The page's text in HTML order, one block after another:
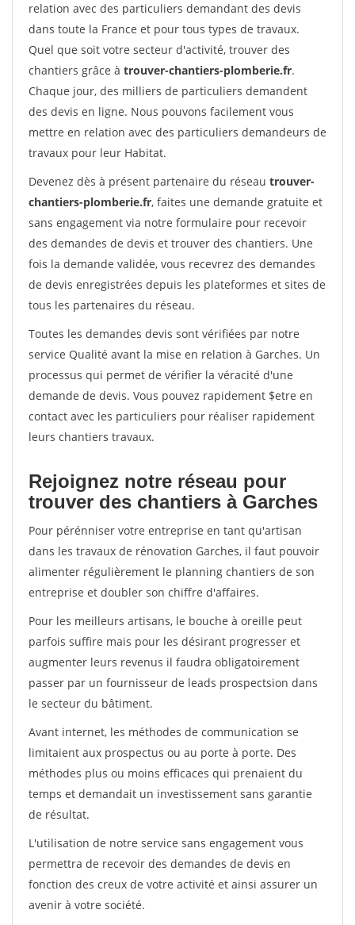
relation avec des particuliers demandant des devis
dans toute la France et pour tous types de travaux.
Quel que soit votre secteur d'activité, trouver des
chantiers grâce à trouver-chantiers-plomberie.fr.
Chaque jour, des milliers de particuliers demandent
des devis en ligne. Nous pouvons facilement vous
mettre en relation avec des particuliers demandeurs de
travaux pour leur Habitat.
Devenez dès à présent partenaire du réseau trouver-
chantiers-plomberie.fr, faites une demande gratuite et
sans engagement via notre formulaire pour recevoir
des demandes de devis et trouver des chantiers. Une
fois la demande validée, vous recevrez des demandes
de devis enregistrées depuis les plateformes et sites de
tous les partenaires du réseau.
Toutes les demandes devis sont vérifiées par notre
service Qualité avant la mise en relation à Garches. Un
processus qui permet de vérifier la véracité d'une
demande de devis. Vous pouvez rapidement $etre en
contact avec les particuliers pour réaliser rapidement
leurs chantiers travaux.
Rejoignez notre réseau pour
trouver des chantiers à Garches
Pour pérénniser votre entreprise en tant qu'artisan
dans les travaux de rénovation Garches, il faut pouvoir
alimenter régulièrement le planning chantiers de son
entreprise et doubler son chiffre d'affaires.
Pour les meilleurs artisans, le bouche à oreille peut
parfois suffire mais pour les désirant progresser et
augmenter leurs revenus il faudra obligatoirement
passer par un fournisseur de leads prospectsion dans
le secteur du bâtiment.
Avant internet, les méthodes de communication se
limitaient aux prospectus ou au porte à porte. Des
méthodes plus ou moins efficaces qui prenaient du
temps et demandait un investissement sans garantie
de résultat.
L'utilisation de notre service sans engagement vous
permettra de recevoir des demandes de devis en
fonction des creux de votre activité et ainsi assurer un
avenir à votre société.